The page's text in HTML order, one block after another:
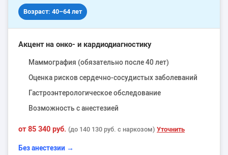
Возраст: 40–64 лет
Акцент на онко- и кардиодиагностику
Маммография (обязательно после 40 лет)
Оценка рисков сердечно-сосудистых заболеваний
Гастроэнтерологическое обследование
Возможность с анестезией
от 85 340 руб. (до 140 130 руб. с наркозом) Уточнить
Без анестезии →